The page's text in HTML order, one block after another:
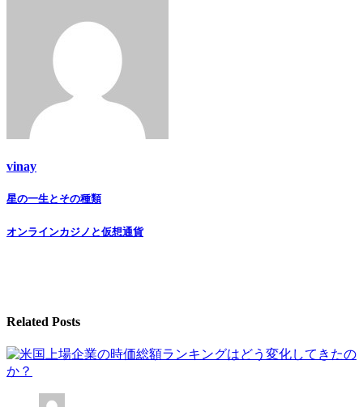
vinay
Post
navigation
星の一生とその種類
オンラインカジノと仮想通貨
Related Posts